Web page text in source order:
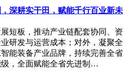
作委员会动力电池专业委员会近
的标准评审会议，聚焦动力电池
善。会议吸引了来自高校、科研
域的多位专家代表参与，共同为
标准草案，涵盖动力电池成本核
深耕实干田，赋能千行百业新未
短板，推动产业链配套协同、资
研发与运营成本；对外，凝聚全
能装备产业品牌，持续完善全省
，全面赋能全省先进制…